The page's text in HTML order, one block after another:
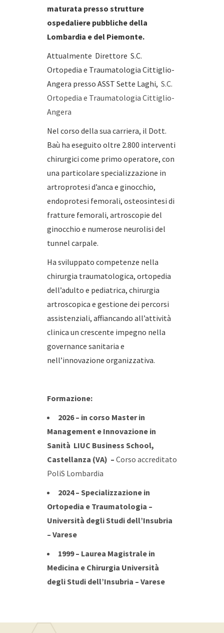
maturata presso strutture
ospedaliere pubbliche della
Lombardia e del Piemonte.
Attualmente Direttore S.C.
Ortopedia e Traumatologia Cittiglio-
Angera presso ASST Sette Laghi, S.C.
Ortopedia e Traumatologia Cittiglio-
Angera
Nel corso della sua carriera, il Dott.
Baù ha eseguito oltre 2.800 interventi
chirurgici come primo operatore, con
una particolare specializzazione in
artroprotesi d’anca e ginocchio,
endoprotesi femorali, osteosintesi di
fratture femorali, artroscopie del
ginocchio e numerose neurolisi del
tunnel carpale.
Ha sviluppato competenze nella
chirurgia traumatologica, ortopedia
dell’adulto e pediatrica, chirurgia
artroscopica e gestione dei percorsi
assistenziali, affiancando all’attività
clinica un crescente impegno nella
governance sanitaria e
nell’innovazione organizzativa.
Formazione:
2026 – in corso Master in
Management e Innovazione in
Sanità LIUC Business School,
Castellanza (VA) – Corso accreditato
PoliS Lombardia
2024 – Specializzazione in
Ortopedia e Traumatologia –
Università degli Studi dell’Insubria
– Varese
1999 – Laurea Magistrale in
Medicina e Chirurgia Università
degli Studi dell’Insubria – Varese